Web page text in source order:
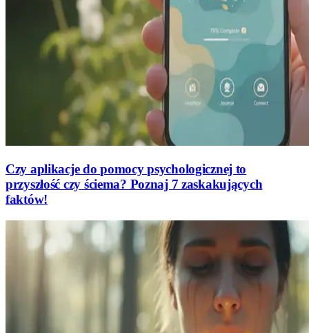
Czy aplikacje do pomocy psychologicznej to
przyszłość czy ściema? Poznaj 7 zaskakujących
faktów!